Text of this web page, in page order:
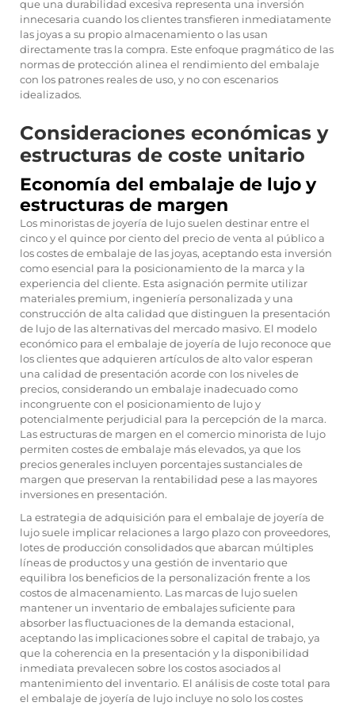
que una durabilidad excesiva representa una inversión
innecesaria cuando los clientes transfieren inmediatamente
las joyas a su propio almacenamiento o las usan
directamente tras la compra. Este enfoque pragmático de las
normas de protección alinea el rendimiento del embalaje
con los patrones reales de uso, y no con escenarios
idealizados.
Consideraciones económicas y
estructuras de coste unitario
Economía del embalaje de lujo y
estructuras de margen
Los minoristas de joyería de lujo suelen destinar entre el
cinco y el quince por ciento del precio de venta al público a
los costes de embalaje de las joyas, aceptando esta inversión
como esencial para la posicionamiento de la marca y la
experiencia del cliente. Esta asignación permite utilizar
materiales premium, ingeniería personalizada y una
construcción de alta calidad que distinguen la presentación
de lujo de las alternativas del mercado masivo. El modelo
económico para el embalaje de joyería de lujo reconoce que
los clientes que adquieren artículos de alto valor esperan
una calidad de presentación acorde con los niveles de
precios, considerando un embalaje inadecuado como
incongruente con el posicionamiento de lujo y
potencialmente perjudicial para la percepción de la marca.
Las estructuras de margen en el comercio minorista de lujo
permiten costes de embalaje más elevados, ya que los
precios generales incluyen porcentajes sustanciales de
margen que preservan la rentabilidad pese a las mayores
inversiones en presentación.
La estrategia de adquisición para el embalaje de joyería de
lujo suele implicar relaciones a largo plazo con proveedores,
lotes de producción consolidados que abarcan múltiples
líneas de productos y una gestión de inventario que
equilibra los beneficios de la personalización frente a los
costos de almacenamiento. Las marcas de lujo suelen
mantener un inventario de embalajes suficiente para
absorber las fluctuaciones de la demanda estacional,
aceptando las implicaciones sobre el capital de trabajo, ya
que la coherencia en la presentación y la disponibilidad
inmediata prevalecen sobre los costos asociados al
mantenimiento del inventario. El análisis de coste total para
el embalaje de joyería de lujo incluye no solo los costes